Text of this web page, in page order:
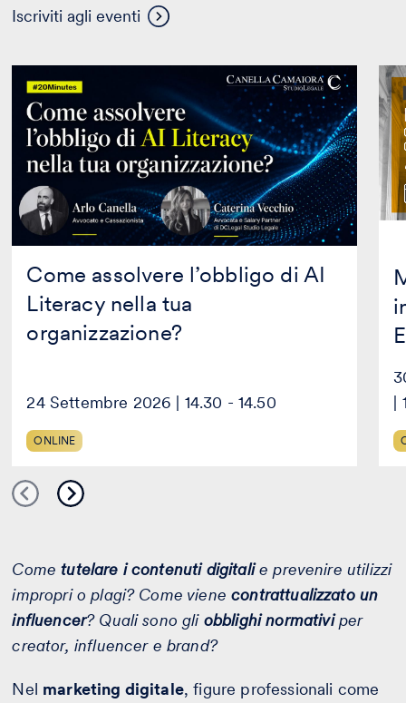
Iscriviti agli eventi
eventi
Come assolvere l’obbligo di AI
Literacy nella tua
organizzazione?
assolvere
l’obbligo
Literacy
nella
tua
organizzazione?
24 Settembre 2026 | 14.30 - 14.50
ONLINE
in
con
|
Cometutelare i contenuti digitalie prevenire utilizzi
impropri o plagi? Come vienecontrattualizzato un
influencer? Quali sono gli obblighi normativiper
creator, influencer e brand?
Nel marketing digitale, figure professionali come